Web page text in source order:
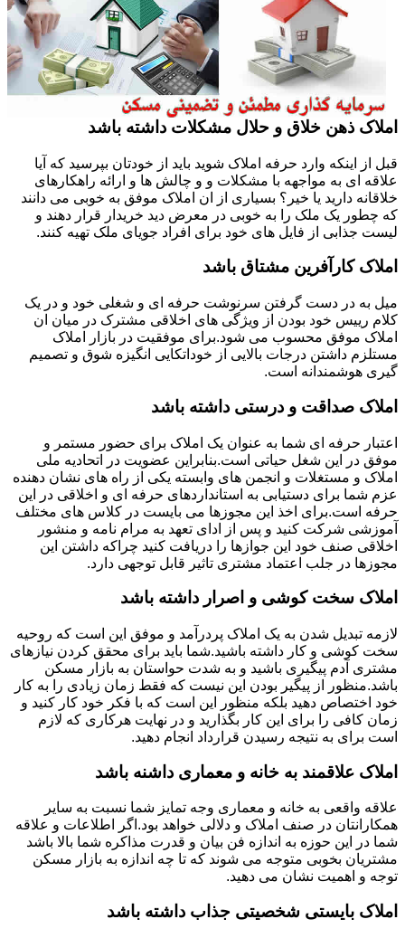
املاک ذهن خلاق و حلال مشکلات داشته باشد
قبل از اینکه وارد حرفه املاک شوید باید از خودتان بپرسید که آیا
علاقه ای به مواجهه با مشکلات و و چالش ها و ارائه راهکارهای
خلاقانه دارید یا خیر؟ بسیاری از ان املاک موفق به خوبی می دانند
که چطور یک ملک را به خوبی در معرض دید خریدار قرار دهند و
لیست جذابی از فایل های خود برای افراد جویای ملک تهیه کنند.
املاک کارآفرین مشتاق باشد
میل به در دست گرفتن سرنوشت حرفه ای و شغلی خود و در یک
کلام رییس خود بودن از ویژگی های اخلاقی مشترک در میان ان
املاک موفق محسوب می شود.برای موفقیت در بازار املاک
مستلزم داشتن درجات بالایی از خوداتکایی انگیزه شوق و تصمیم
گیری هوشمندانه است.
املاک صداقت و درستی داشته باشد
اعتبار حرفه ای شما به عنوان یک املاک برای حضور مستمر و
موفق در این شغل حیاتی است.بنابراین عضویت در اتحادیه ملی
املاک و مستغلات و انجمن های وابسته یکی از راه های نشان دهنده
عزم شما برای دستیابی به استانداردهای حرفه ای و اخلاقی در این
حرفه است.برای اخذ این مجوزها می بایست در کلاس های مختلف
آموزشی شرکت کنید و پس از ادای تعهد به مرام نامه و منشور
اخلاقی صنف خود این جوازها را دریافت کنید چراکه داشتن این
مجوزها در جلب اعتماد مشتری تاثیر قابل توجهی دارد.
املاک سخت کوشی و اصرار داشته باشد
لازمه تبدیل شدن به یک املاک پردرآمد و موفق این است که روحیه
سخت کوشی و کار داشته باشید.شما باید برای محقق کردن نیازهای
مشتری آدم پیگیری باشید و به شدت حواستان به بازار مسکن
باشد.منظور از پیگیر بودن این نیست که فقط زمان زیادی را به کار
خود اختصاص دهید بلکه منظور این است که با فکر خود کار کنید و
زمان کافی را برای این کار بگذارید و در نهایت هرکاری که لازم
است برای به نتیجه رسیدن قرارداد انجام دهید.
املاک علاقمند به خانه و معماری داشنه باشد
علاقه واقعی به خانه و معماری وجه تمایز شما نسبت به سایر
همکارانتان در صنف املاک و دلالی خواهد بود.اگر اطلاعات و علاقه
شما در این حوزه به اندازه فن بیان و قدرت مذاکره شما بالا باشد
مشتریان بخوبی متوجه می شوند که تا چه اندازه به بازار مسکن
توجه و اهمیت نشان می دهید.
املاک بایستی شخصیتی جذاب داشته باشد